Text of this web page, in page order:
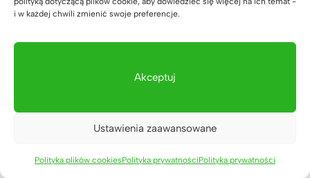
i w każdej chwili zmienić swoje preferencje.
Akceptuj
Ustawienia zaawansowane
Polityka plików cookiesPolityka prywatnościPolityka prywatności
LED dla firmy HÖLSCHER z
Niemiec
Jak wyposażyliśmy siłownię
SixPack Fitness w Przeworsku w